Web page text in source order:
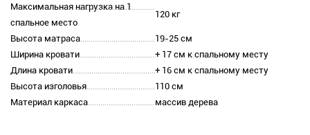
Максимальная нагрузка на 1
спальное место
120 кг
Высота матраса
19-25 см
Ширина кровати
+ 17 см к спальному месту
Длина кровати
+ 16 см к спальному месту
Высота изголовья
110 см
Материал каркаса
массив дерева